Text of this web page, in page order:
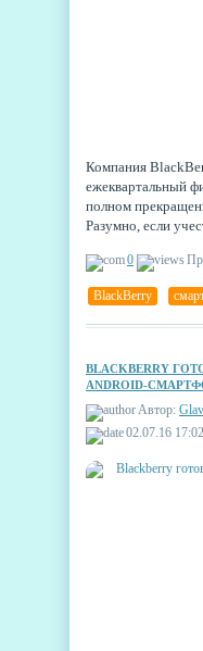
Компания
ежеквартальный
полном
Разумно, если
печально, если
из ключевых
0
BlackBerry
BLACKBERRY
ANDROID-
Автор:
02.07.16 17:02